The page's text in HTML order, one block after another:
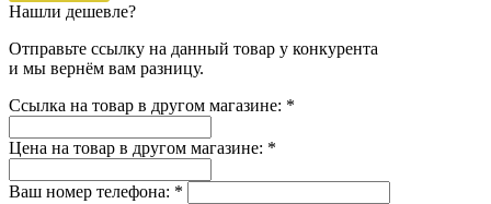
Нашли дешевле?
Отправьте ссылку на данный товар у конкурента
и мы вернём вам разницу.
Ссылка на товар в другом магазине: *
Цена на товар в другом магазине: *
Ваш номер телефона: *